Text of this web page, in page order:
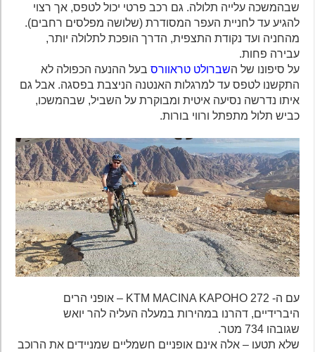
שבהמשכה עלייה תלולה. גם רכב פרטי יכול לטפס, אך רצוי
להגיע עד לחניית העפר המסודרת (שלושה מפלסים רחבים).
מהחניה ועד נקודת התצפית, הדרך הופכת לתלולה יותר,
עבירה פחות.
על סיפונו של השברולט טראוורסבעל ההנעה הכפולה לא
התקשנו לטפס עד למרגלות האנטנה הניצבת בפסגה. אבל גם
איתו נדרשה נסיעה איטית ומבוקרת על השביל, שבהמשכו,
כביש תלול מתפתל ורווי בורות.
עם ה- KTM MACINA KAPOHO 272 – אופני הרים
היברידיים, דהרנו במהירות במעלה העליה להר יואש
שגובהו 734 מטר.
שלא תטעו – אלה אינם אופניים חשמליים שמניידים את הרוכב